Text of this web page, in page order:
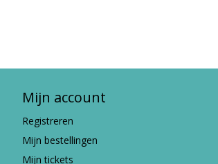
Mijn account
Registreren
Mijn bestellingen
Mijn tickets